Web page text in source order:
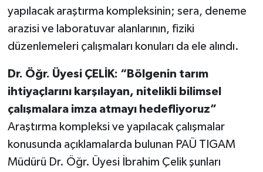
yapılacak araştırma kompleksinin; sera, deneme
arazisi ve laboratuvar alanlarının, fiziki
düzenlemeleri çalışmaları konuları da ele alındı.
Dr. Öğr. Üyesi ÇELİK: “Bölgenin tarım
ihtiyaçlarını karşılayan, nitelikli bilimsel
çalışmalara imza atmayı hedefliyoruz”
Araştırma kompleksi ve yapılacak çalışmalar
konusunda açıklamalarda bulunan PAÜ TIGAM
Müdürü Dr. Öğr. Üyesi İbrahim Çelik şunları